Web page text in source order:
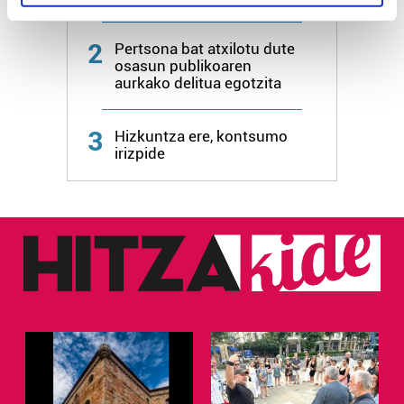
specific characteristics (fingerprinting)
and set your preferences in thedetails section
Guk eta gure bazkideek zure datu pertsonalak
teknologia erabiliz, cookieak adibidez, iragarki eta eduki
pertsonalizatuak eskaintzeko, iragarkiak eta edukia
neurtzeko, jendeari buruzko informazioa biltzeko eta
Bazkide batzuek ez dizute baimenik eskatzen, eta beren
interes komertzial legitimoetan babesten dira. Ikusi gure
duten interes legitimoa eta horren aurka nola egin
dezakezun ikusteko.
Lortu zure datu pertsonalak prozesatzeko moduari
2
Pertsona bat atxilotu dute
osasun publikoaren
aurkako delitua egotzita
3
Hizkuntza ere, kontsumo
irizpide